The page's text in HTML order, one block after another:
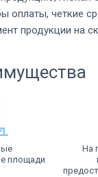
оплаты, четкие
продукции на
площади
На